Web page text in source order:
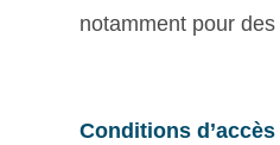
notamment pour
Conditions